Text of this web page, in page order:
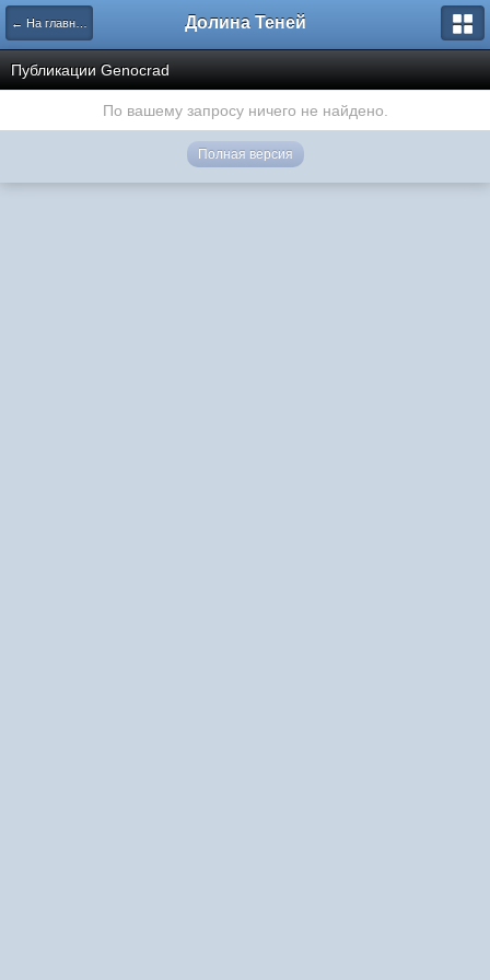
← На главную Долина Теней
Публикации Genocrad
По вашему запросу ничего не найдено.
Полная версия